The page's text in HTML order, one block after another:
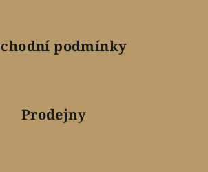
podmínky
Prodejny